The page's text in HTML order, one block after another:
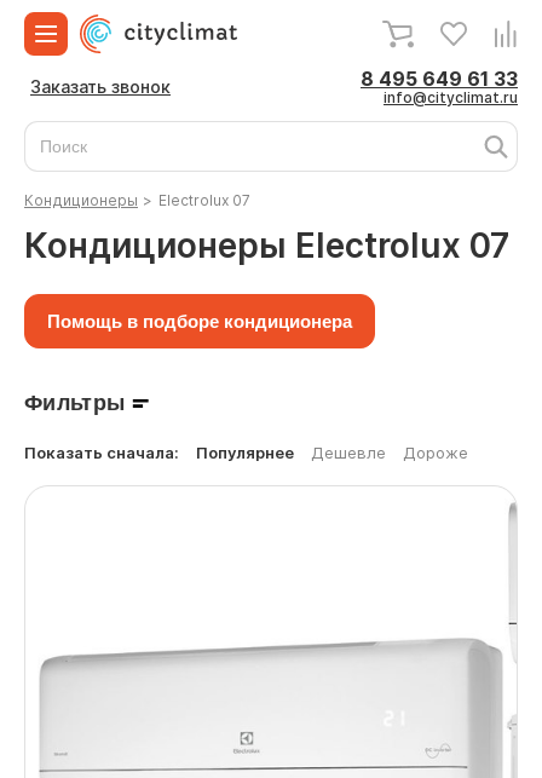
Заказать звонок 8 495 649 61 33
info@cityclimat.ru
Кондиционеры > Electrolux 07
Кондиционеры Electrolux 07
Помощь в подборе кондиционера
Фильтры
Показать сначала: Популярнее Дешевле Дороже